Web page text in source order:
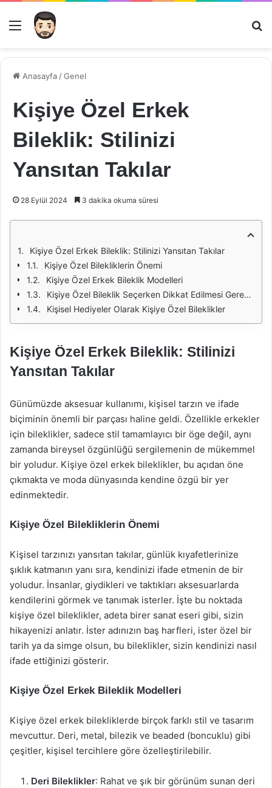
Menü
Anasayfa /Genel
Kişiye Özel Erkek
Bileklik: Stilinizi
Yansıtan Takılar
28 Eylül 2024 3 dakika okuma süresi
Kişiye Özel Erkek Bileklik: Stilinizi Yansıtan Takılar
Kişiye Özel Bilekliklerin Önemi
Kişiye Özel Erkek Bileklik Modelleri
Kişiye Özel Bileklik Seçerken Dikkat Edilmesi Gerekenler
Kişisel Hediyeler Olarak Kişiye Özel Bileklikler
Kişiye Özel Erkek Bileklik: Stilinizi
Yansıtan Takılar
Günümüzde aksesuar kullanımı, kişisel tarzın ve ifade
biçiminin önemli bir parçası haline geldi. Özellikle erkekler
için bileklikler, sadece stil tamamlayıcı bir öge değil, aynı
zamanda bireysel özgünlüğü sergilemenin de mükemmel
bir yoludur. Kişiye özel erkek bileklikler, bu açıdan öne
çıkmakta ve moda dünyasında kendine özgü bir yer
edinmektedir.
Kişiye Özel Bilekliklerin Önemi
Kişisel tarzınızı yansıtan takılar, günlük kıyafetlerinize
şıklık katmanın yanı sıra, kendinizi ifade etmenin de bir
yoludur. İnsanlar, giydikleri ve taktıkları aksesuarlarda
kendilerini görmek ve tanımak isterler. İşte bu noktada
kişiye özel bileklikler, adeta birer sanat eseri gibi, sizin
hikayenizi anlatır. İster adınızın baş harfleri, ister özel bir
tarih ya da simge olsun, bu bileklikler, sizin kendinizi nasıl
ifade ettiğinizi gösterir.
Kişiye Özel Erkek Bileklik Modelleri
Kişiye özel erkek bilekliklerde birçok farklı stil ve tasarım
mevcuttur. Deri, metal, bilezik ve beaded (boncuklu) gibi
çeşitler, kişisel tercihlere göre özelleştirilebilir.
Deri Bileklikler: Rahat ve şık bir görünüm sunan deri